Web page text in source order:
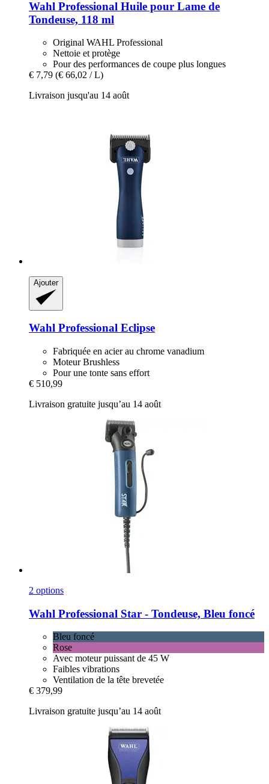
Wahl Professional Huile pour Lame de
Tondeuse, 118 ml
Original WAHL Professional
Nettoie et protège
Pour des performances de coupe plus longues
€ 7,79 (€ 66,02 / L)
Livraison jusqu'au 14 août
Ajouter
Wahl Professional Eclipse
Fabriquée en acier au chrome vanadium
Moteur Brushless
Pour une tonte sans effort
€ 510,99
Livraison gratuite jusqu’au 14 août
2 options
Wahl Professional Star -​ Tondeuse, Bleu foncé
Bleu foncé
Rose
Avec moteur puissant de 45 W
Faibles vibrations
Ventilation de la tête brevetée
€ 379,99
Livraison gratuite jusqu’au 14 août